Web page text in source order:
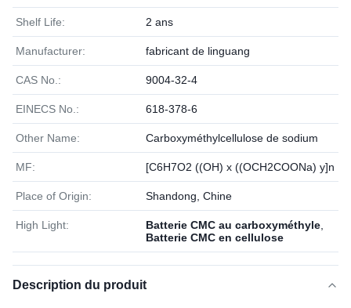
Shelf Life: 2 ans
Manufacturer: fabricant de linguang
CAS No.: 9004-32-4
EINECS No.: 618-378-6
Other Name: Carboxyméthylcellulose de sodium
MF: [C6H7O2 ((OH) x ((OCH2COONa) y]n
Place of Origin: Shandong, Chine
High Light: Batterie CMC au carboxyméthyle
Batterie CMC en cellulose
Description du produit